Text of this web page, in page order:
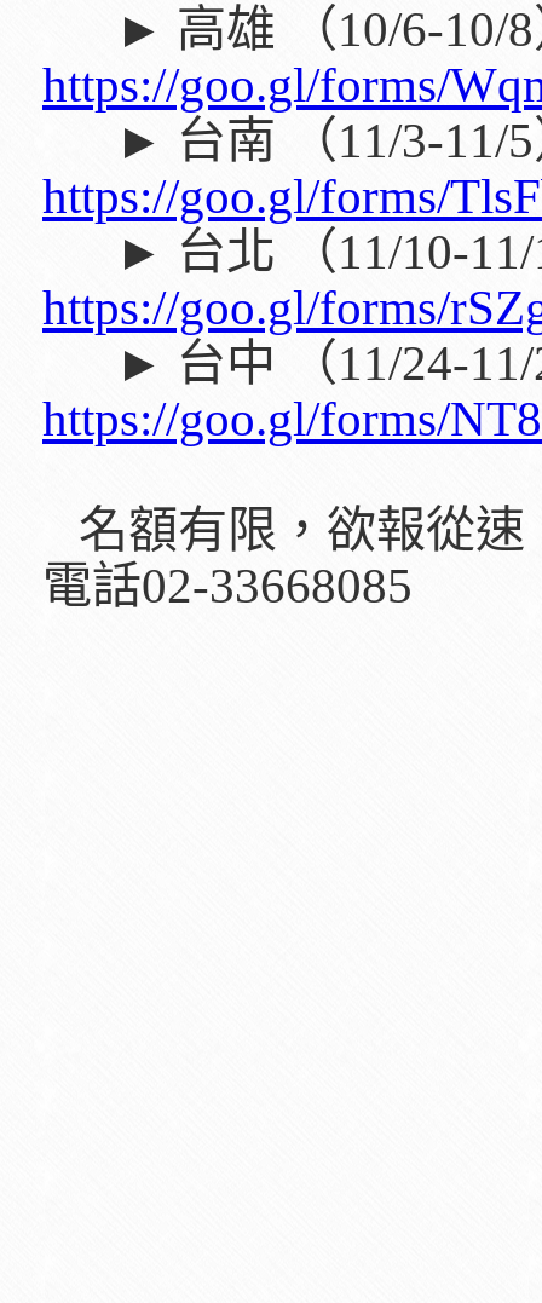
► 高雄 （10/6-10/8
https://goo.gl/forms/
► 台南 （11/3-11/5
https://goo.gl/forms/
► 台北 （11/10-11/
https://goo.gl/forms/
► 台中 （11/24-11/
https://goo.gl/forms/
名額有限，欲報從速
電話02-33668085